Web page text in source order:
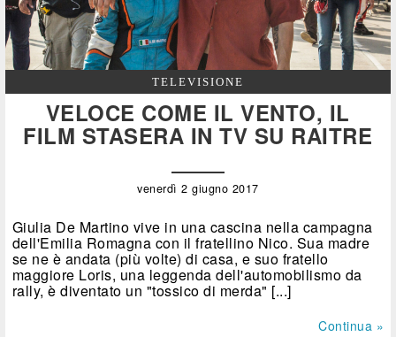
TELEVISIONE
VELOCE COME IL VENTO, IL
FILM STASERA IN TV SU RAITRE
venerdì 2 giugno 2017
Giulia De Martino vive in una cascina nella campagna
dell'Emilia Romagna con il fratellino Nico. Sua madre
se ne è andata (più volte) di casa, e suo fratello
maggiore Loris, una leggenda dell'automobilismo da
rally, è diventato un "tossico di merda" [...]
Continua »